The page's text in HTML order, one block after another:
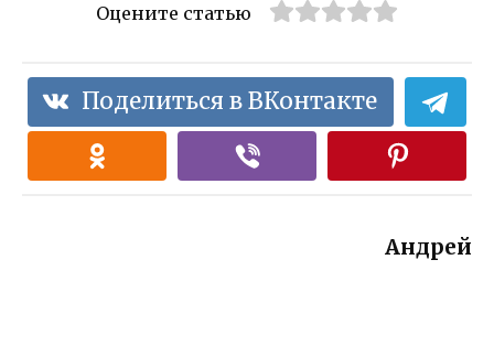
Оцените статью
Поделиться в ВКонтакте
Андрей